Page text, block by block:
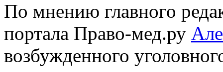
По мнению главного
портала Право-мед.ру
возбужденного